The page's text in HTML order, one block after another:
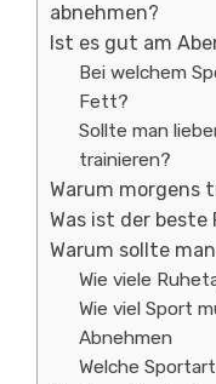
abnehmen?
Ist es gut am
Bei welchem
Fett?
Sollte man
trainieren?
Warum morgens
Was ist der beste
Warum sollte
Wie viele
Wie viel Sport
Abnehmen
Welche